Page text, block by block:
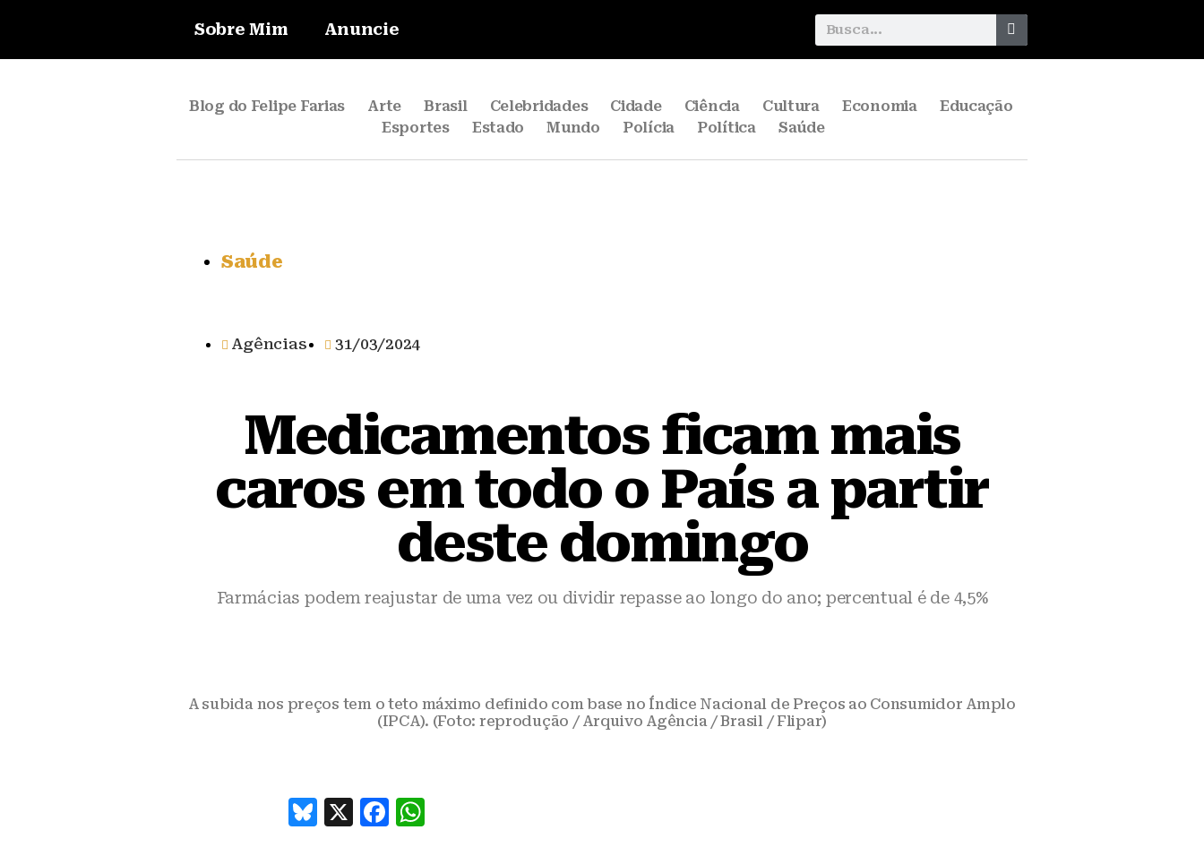
Sobre Mim Anuncie
Blog do Felipe Farias Arte Brasil Celebridades Cidade Ciência Cultura Economia
Educação
Esportes
Estado Mundo Polícia Política Saúde
Saúde
Agências 31/03/2024
Medicamentos ficam mais
caros em todo o País a partir
deste domingo
Farmácias podem reajustar de uma vez ou dividir repasse ao longo do ano; percentual é de 4,5%
A subida nos preços tem o teto máximo definido com base no Índice Nacional de Preços ao Consumidor Amplo
(IPCA). (Foto: reprodução / Arquivo Agência / Brasil / Flipar)
B
X
F